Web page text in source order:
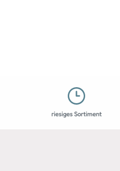
riesiges Sortiment